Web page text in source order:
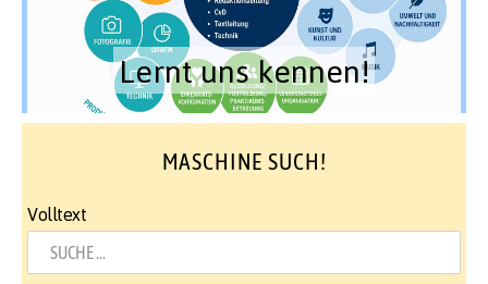
Lernt uns kennen!
MASCHINE SUCH!
Volltext